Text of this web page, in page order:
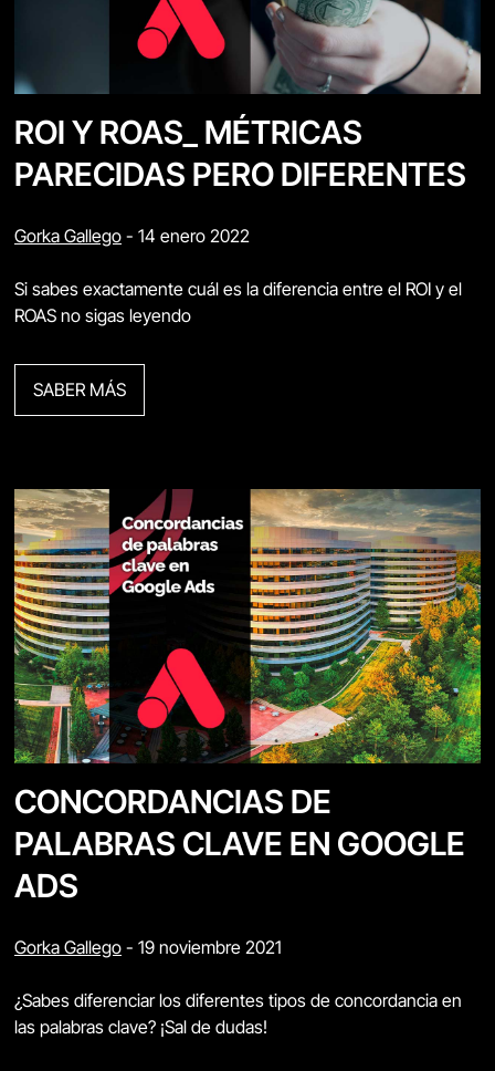
ROI Y ROAS_ MÉTRICAS
PARECIDAS PERO DIFERENTES
Gorka Gallego - 14 enero 2022
Si sabes exactamente cuál es la diferencia entre el ROI y el
ROAS no sigas leyendo
SABER MÁS
CONCORDANCIAS DE
PALABRAS CLAVE EN GOOGLE
ADS
Gorka Gallego - 19 noviembre 2021
¿Sabes diferenciar los diferentes tipos de concordancia en
las palabras clave? ¡Sal de dudas!